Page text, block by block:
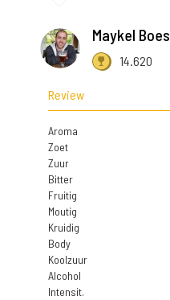
Maykel Boes
14.620
Review
Aroma
Zoet
Zuur
Bitter
Fruitig
Moutig
Kruidig
Body
Koolzuur
Alcohol
Intensit.